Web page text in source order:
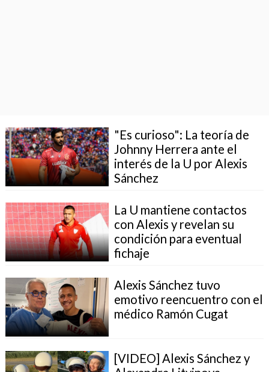
"Es curioso": La teoría de
Johnny Herrera ante el
interés de la U por Alexis
Sánchez
La U mantiene contactos
con Alexis y revelan su
condición para eventual
fichaje
Alexis Sánchez tuvo
emotivo reencuentro con el
médico Ramón Cugat
[VIDEO] Alexis Sánchez y